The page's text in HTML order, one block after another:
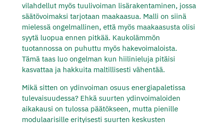
vilahdellut myös tuulivoiman lisärakentaminen, jossa
säätövoimaksi tarjotaan maakaasua. Malli on siinä
mielessä ongelmallinen, että myös maakaasusta olisi
syytä luopua ennen pitkää. Kaukolämmön
tuotannossa on puhuttu myös hakevoimaloista.
Tämä taas luo ongelman kun hiilinieluja pitäisi
kasvattaa ja hakkuita maltillisesti vähentää.
Mikä sitten on ydinvoiman osuus energiapaletissa
tulevaisuudessa? Ehkä suurten ydinvoimaloiden
aikakausi on tulossa päätökseen, mutta pienille
modulaarisille erityisesti suurten keskusten